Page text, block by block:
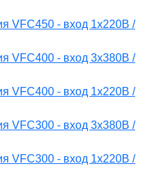
VFC450 - вход 1х220В /
VFC400 - вход 3х380В /
VFC400 - вход 1х220В /
VFC300 - вход 3х380В /
VFC300 - вход 1х220В /